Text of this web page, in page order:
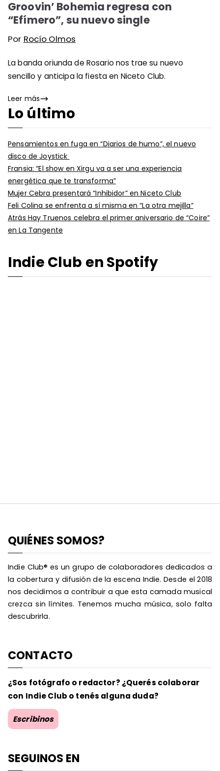
Groovin’ Bohemia regresa con
“Efímero”, su nuevo single
Por Rocío Olmos
La banda oriunda de Rosario nos trae su nuevo
sencillo y anticipa la fiesta en Niceto Club.
Leer más
Lo último
Pensamientos en fuga en “Diarios de humo”, el nuevo
disco de Joystick
Fransia: “El show en Xirgu va a ser una experiencia
energética que te transforma”
Mujer Cebra presentará “Inhibidor” en Niceto Club
Feli Colina se enfrenta a sí misma en “La otra mejilla”
Atrás Hay Truenos celebra el primer aniversario de “Coire”
en La Tangente
Indie Club en Spotify
QUIÉNES SOMOS?
Indie Club® es un grupo de colaboradores dedicados a
la cobertura y difusión de la escena Indie. Desde el 2018
nos decidimos a contribuir a que esta camada musical
crezca sin límites. Tenemos mucha música, solo falta
descubrirla.
CONTACTO
¿Sos fotógrafo o redactor? ¿Querés colaborar
con Indie Club o tenés alguna duda?
Escribinos
SEGUINOS EN